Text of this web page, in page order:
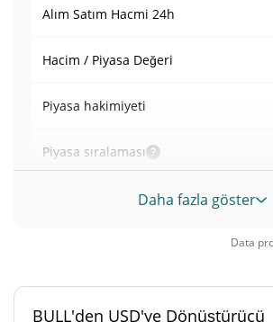
Alım Satım Hacmi 24h
Hacim / Piyasa Değeri
Piyasa hakimiyeti
Piyasa sıralaması
Toplam Arz
Daha fazla göster
Data
BULL'den USD'ye Dönüştürücü